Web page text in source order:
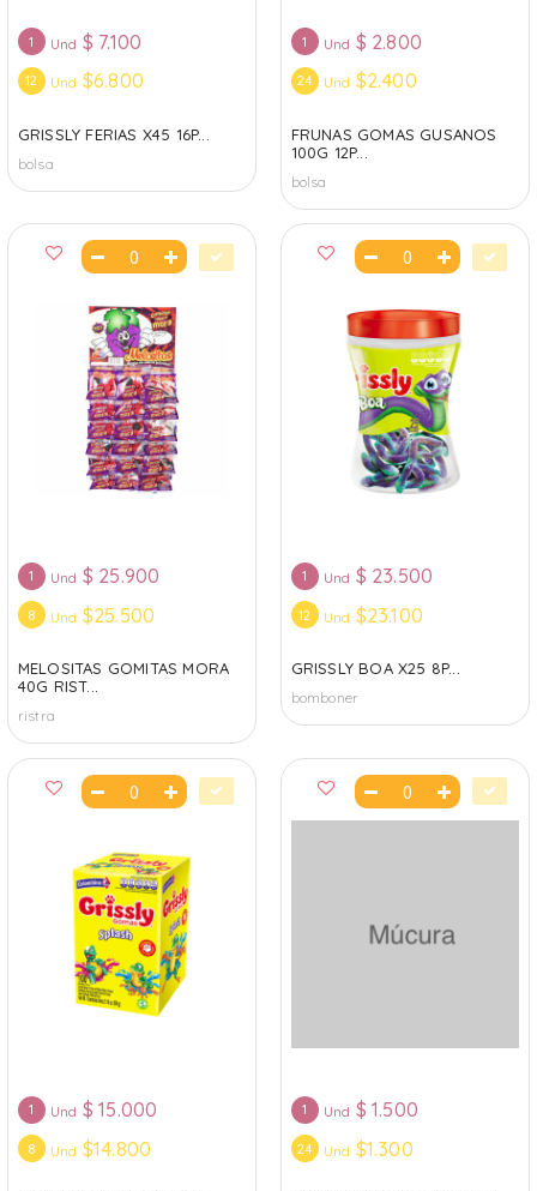
1 Und $ 7.100
12 Und $6.800
GRISSLY FERIAS X45 16P...
bolsa
1 Und $ 2.800
24 Und $2.400
FRUNAS GOMAS GUSANOS
100G 12P...
bolsa
1 Und $ 25.900
8 Und $25.500
MELOSITAS GOMITAS MORA
40G RIST...
ristra
1 Und $ 23.500
12 Und $23.100
GRISSLY BOA X25 8P...
bomboner
1 Und $ 15.000
8 Und $14.800
1 Und $ 1.500
24 Und $1.300